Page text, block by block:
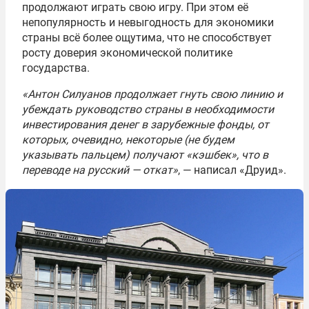
продолжают играть свою игру. При этом её
непопулярность и невыгодность для экономики
страны всё более ощутима, что не способствует
росту доверия экономической политике
государства.
«Антон Силуанов продолжает гнуть свою линию и
убеждать руководство страны в необходимости
инвестирования денег в зарубежные фонды, от
которых, очевидно, некоторые (не будем
указывать пальцем) получают «кэшбек», что в
переводе на русский — откат», — написал «Друид».